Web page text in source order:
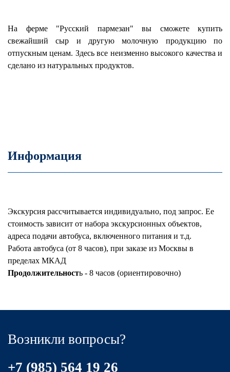
На ферме "Русский пармезан" вы сможете купить
свежайший сыр и другую молочную продукцию по
отпускным ценам. Здесь все неизменно высокого качества и
сделано из натуральных продуктов.
Информация
Экскурсия рассчитывается индивидуально, под запрос. Ее
стоимость зависит от набора экскурсионных объектов,
адреса подачи автобуса, включенного питания и т.д.
Работа автобуса (от 8 часов), при заказе из Москвы в
пределах МКАД
Продолжительность - 8 часов (ориентировочно)
Возникли вопросы?
+7 (985) 564 19 26